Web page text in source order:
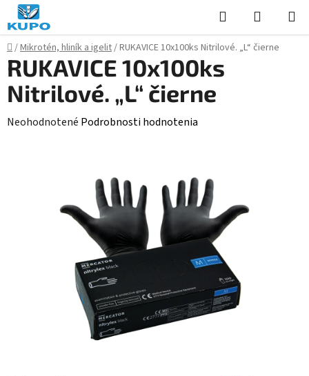
Prejsť
na
obsah
Hľadať
KOŠÍK
Domov
/Mikrotén, hliník a igelit/RUKAVICE 10x100ks Nitrilové. „L“ čierne
RUKAVICE 10x100ks
Nitrilové. „L“ čierne
Priemerné
Neohodnotené Podrobnosti hodnotenia